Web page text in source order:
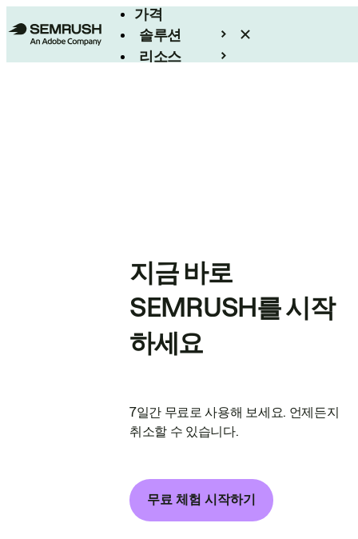
가격
솔루션
리소스
지금 바로
SEMRUSH를 시작
하세요
7일간 무료로 사용해 보세요. 언제든지
취소할 수 있습니다.
무료 체험 시작하기